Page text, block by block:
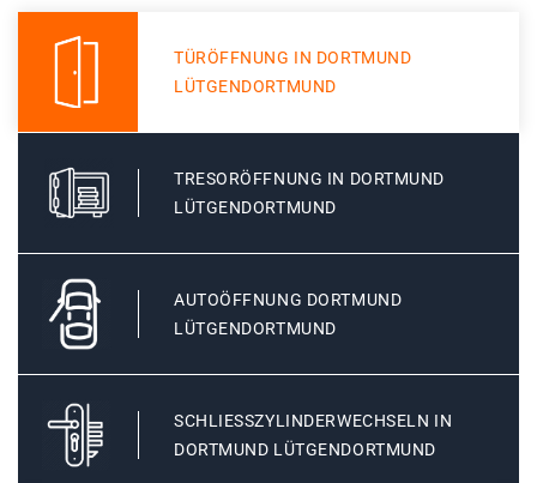
TÜRÖFFNUNG IN DORTMUND
LÜTGENDORTMUND
TRESORÖFFNUNG IN DORTMUND
LÜTGENDORTMUND
AUTOÖFFNUNG DORTMUND
LÜTGENDORTMUND
SCHLIESSZYLINDERWECHSELN IN D
ORTMUND LÜTGENDORTMUND